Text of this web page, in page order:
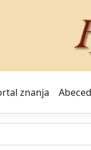
znanja